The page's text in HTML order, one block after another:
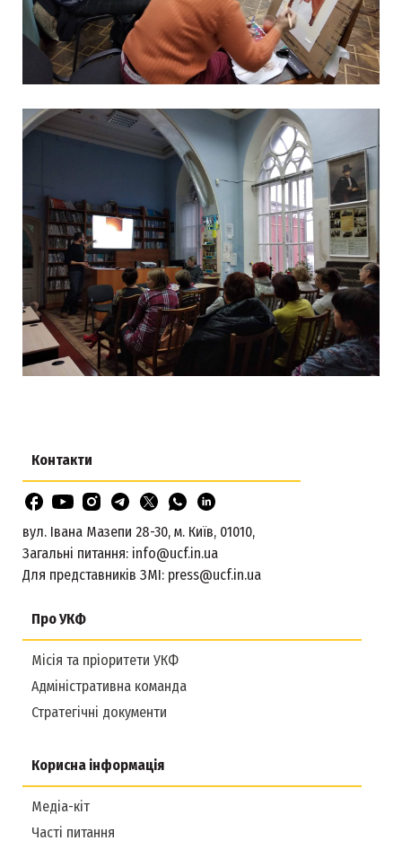
Про УКФ
Місія та пріоритети УКФ
Адміністративна команда
Стратегічні документи
Корисна інформація
Медіа-кіт
Часті питання
Контакти
вул. Івана Мазепи 28-30, м. Київ, 01010,
Загальні питання: info@ucf.in.ua
Для представників ЗМІ: press@ucf.in.ua